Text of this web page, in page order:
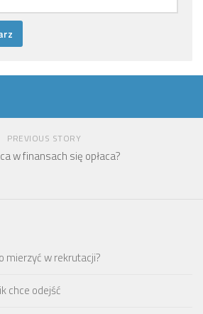
PREVIOUS STORY
w finansach się opłaca?
mierzyć w rekrutacji?
chce odejść